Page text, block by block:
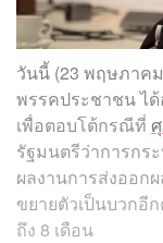
วันนี้ (23 พฤษภาค
พรรคประชาชน ได้
เพื่อตอบโต้กรณีที่
รัฐมนตรีว่าการกร
ผลงานการส่งออก
ขยายตัวเป็นบวกอี
ถึง 8 เดือน